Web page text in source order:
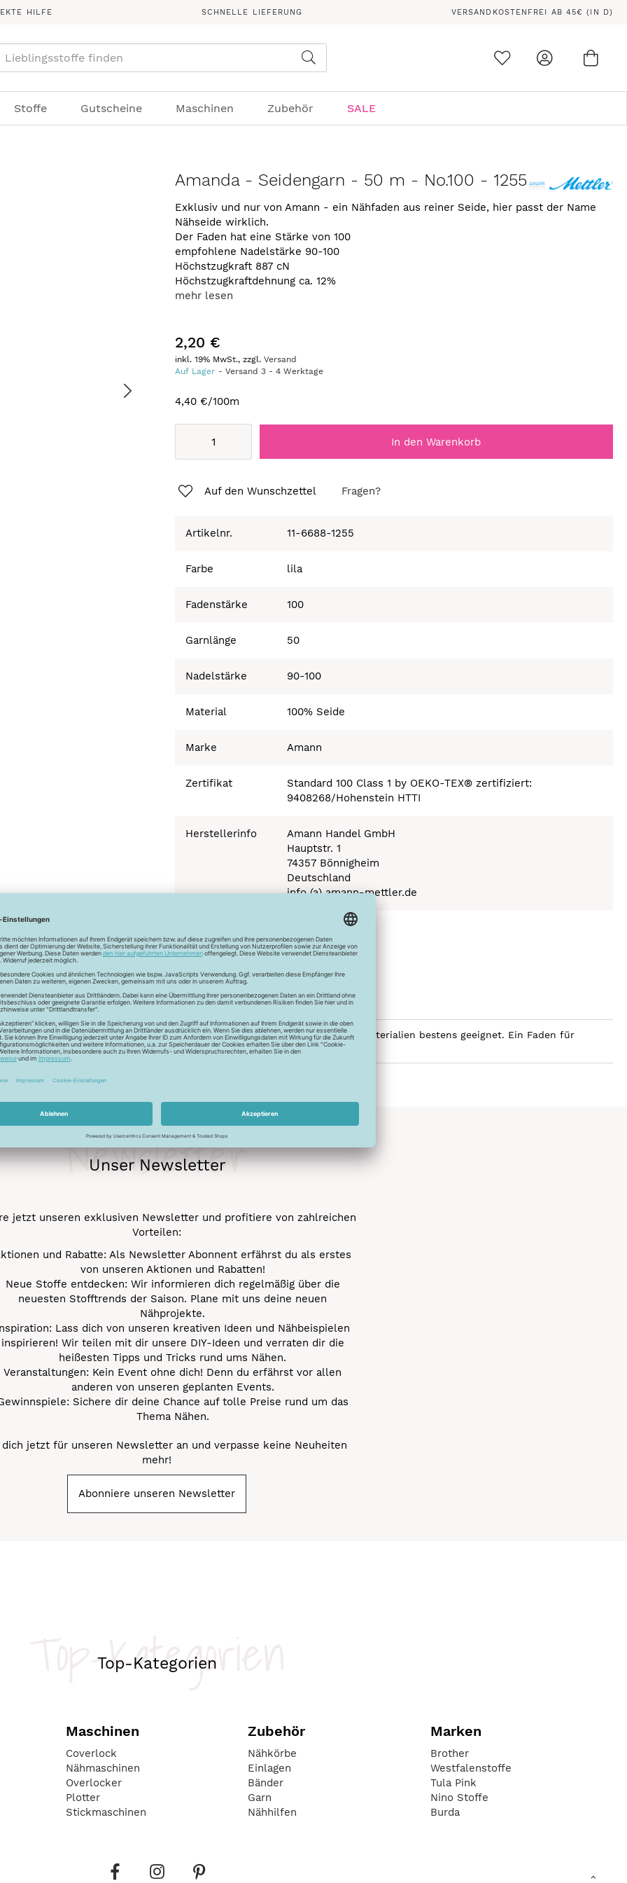
HILFE SCHNELLE LIEFERUNG VERSANDKOSTENFREI AB 45€ (IN D)
Stoffe Gutscheine Maschinen Zubehör SALE
Amanda - Seidengarn - 50 m - No.100 - 1255
Exklusiv und nur von Amann - ein Nähfaden aus reiner Seide, hier passt der Name
Nähseide wirklich.
Der Faden hat eine Stärke von 100
empfohlene Nadelstärke 90-100
Höchstzugkraft 887 cN
Höchstzugkraftdehnung ca. 12%
mehr lesen
2,20 €
inkl. 19% MwSt., zzgl.Versand
Auf Lager
Versand3 -4 Werktage
4,40 €/100m
In den Warenkorb
Auf den Wunschzettel Fragen?
Artikelnr. 11-6688-1255
Farbe lila
Fadenstärke 100
Garnlänge 50
Nadelstärke 90-100
Material 100% Seide
Marke Amann
Zertifikat
Standard 100 Class 1 by OEKO-TEX® zertifiziert:
9408268/Hohenstein HTTI
Herstellerinfo
Amann Handel GmbH
Hauptstr. 1
74357 Bönnigheim
Deutschland
info (a) amann-mettler.de
sowie für das dekorative Hand- und Maschinensticken seidener Materialien bestens geeignet. Ein Faden für
Unser Newsletter
Newsletter
jetzt unseren exklusiven Newsletter und profitiere von zahlreichen
Vorteilen:
und Rabatte: Als Newsletter Abonnent erfährst du als erstes
von unseren Aktionen und Rabatten!
Neue Stoffe entdecken: Wir informieren dich regelmäßig über die
neuesten Stofftrends der Saison. Plane mit uns deine neuen
Nähprojekte.
Lass dich von unseren kreativen Ideen und Nähbeispielen
inspirieren! Wir teilen mit dir unsere DIY-Ideen und verraten dir die
heißesten Tipps und Tricks rund ums Nähen.
Veranstaltungen: Kein Event ohne dich! Denn du erfährst vor allen
anderen von unseren geplanten Events.
Sichere dir deine Chance auf tolle Preise rund um das
Thema Nähen.
dich jetzt für unseren Newsletter an und verpasse keine Neuheiten
mehr!
Abonniere unseren Newsletter
Top-Kategorien
Top-Kategorien
Maschinen
Coverlock
Nähmaschinen
Overlocker
Plotter
Stickmaschinen
Zubehör
Nähkörbe
Einlagen
Bänder
Garn
Nähhilfen
Marken
Brother
Westfalenstoffe
Tula Pink
Nino Stoffe
Burda